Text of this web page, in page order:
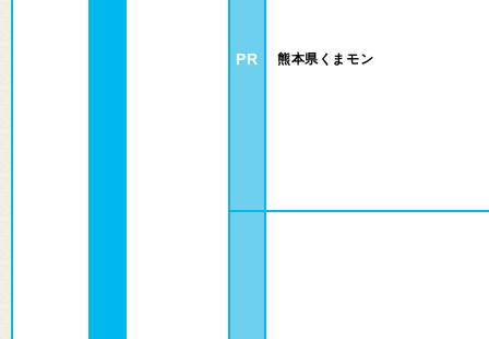
PR 熊本県くまモン